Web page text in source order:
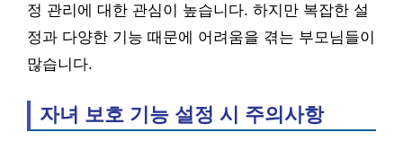
정 관리에 대한 관심이 높습니다. 하지만 복잡한 설
정과 다양한 기능 때문에 어려움을 겪는 부모님들이
많습니다.
자녀 보호 기능 설정 시 주의사항